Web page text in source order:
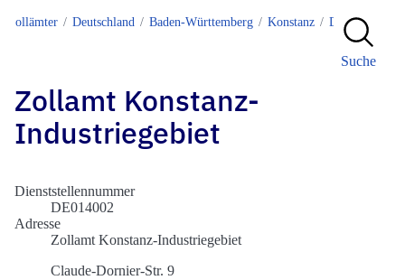
Zollämter Deutschland Baden-Württemberg Konstanz DE014002
Suche
Zollamt Konstanz-
Industriegebiet
Dienststellennummer
DE014002
Adresse
Zollamt Konstanz-Industriegebiet
Claude-Dornier-Str. 9